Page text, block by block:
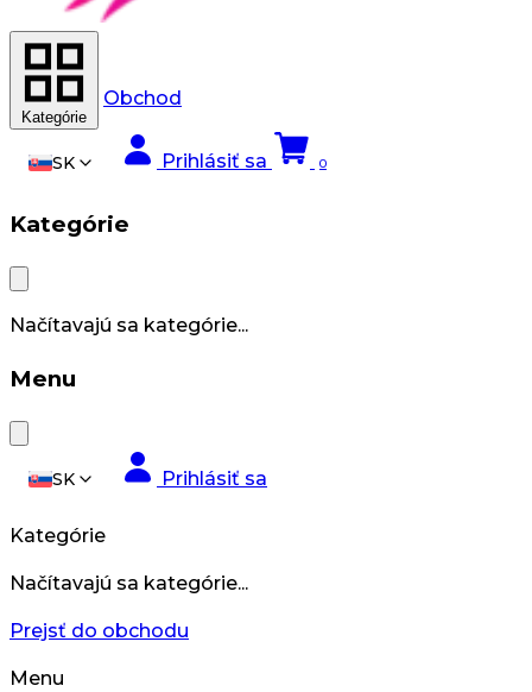
Kategórie
Obchod
SK Prihlásiť sa 0
Kategórie
Načítavajú sa kategórie...
Menu
SK Prihlásiť sa
Kategórie
Načítavajú sa kategórie...
Prejsť do obchodu
Menu